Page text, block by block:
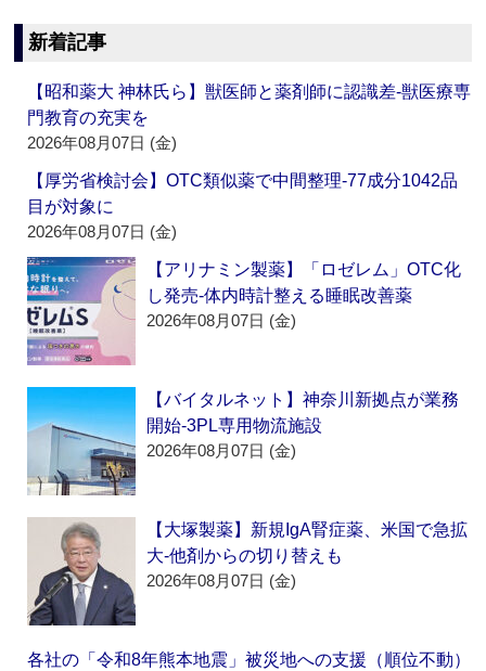
新着記事
【昭和薬大 神林氏ら】獣医師と薬剤師に認識差‐獣医療専
門教育の充実を
2026年08月07日 (金)
【厚労省検討会】OTC類似薬で中間整理‐77成分1042品
目が対象に
2026年08月07日 (金)
【アリナミン製薬】「ロゼレム」OTC化
し発売‐体内時計整える睡眠改善薬
2026年08月07日 (金)
【バイタルネット】神奈川新拠点が業務
開始‐3PL専用物流施設
2026年08月07日 (金)
【大塚製薬】新規IgA腎症薬、米国で急拡
大‐他剤からの切り替えも
2026年08月07日 (金)
各社の「令和8年熊本地震」被災地への支援（順位不動）